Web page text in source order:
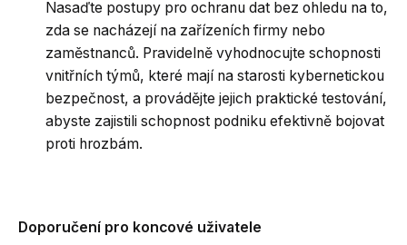
Nasaďte postupy pro ochranu dat bez ohledu na to,
zda se nacházejí na zařízeních firmy nebo
zaměstnanců. Pravidelně vyhodnocujte schopnosti
vnitřních týmů, které mají na starosti kybernetickou
bezpečnost, a provádějte jejich praktické testování,
abyste zajistili schopnost podniku efektivně bojovat
proti hrozbám.
Doporučení pro koncové uživatele